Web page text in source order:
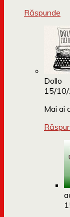
Răspunde
Dollo
15/
Mai ai